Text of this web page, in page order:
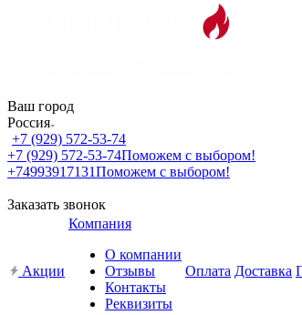
Ваш город
Россия
+7 (929) 572-53-74
+7 (929) 572-53-74Поможем с выбором!
+74993917131Поможем с выбором!
Заказать звонок
Акции
Компания
О компании
Отзывы
Контакты
Реквизиты
Оплата Доставка